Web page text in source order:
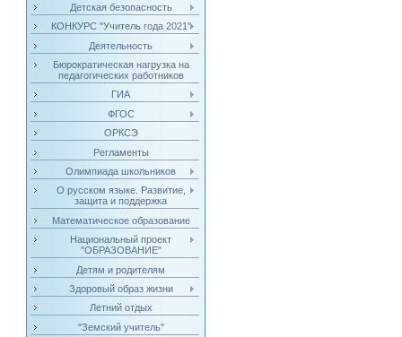
Детская безопасность
КОНКУРС "Учитель года 2021"
Деятельность
Бюрократическая нагрузка на
педагогических работников
ГИА
ФГОС
ОРКСЭ
Регламенты
Олимпиада школьников
О русском языке. Развитие,
защита и поддержка
Математическое образование
Национальный проект
"ОБРАЗОВАНИЕ"
Детям и родителям
Здоровый образ жизни
Летний отдых
"Земский учитель"